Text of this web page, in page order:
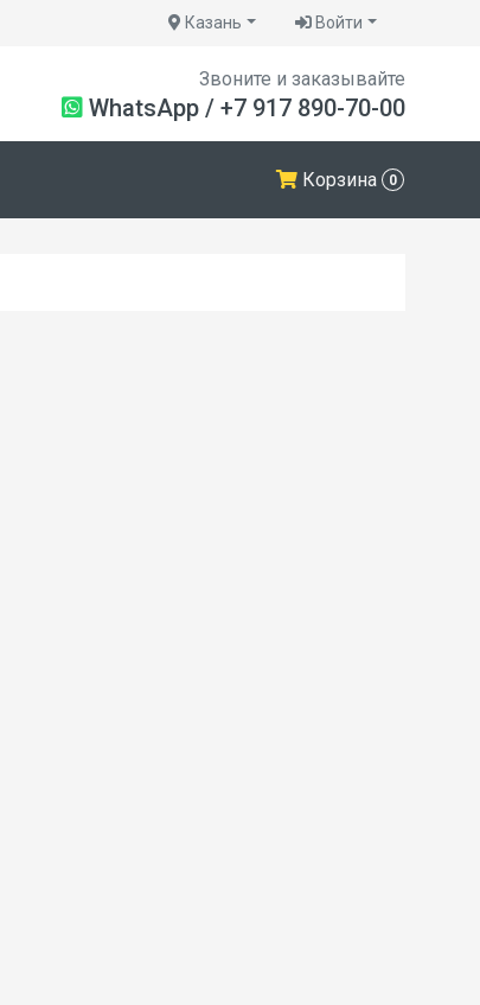
Казань Войти
Звоните и заказывайте
WhatsApp / +7 917 890-70-00
Корзина 0